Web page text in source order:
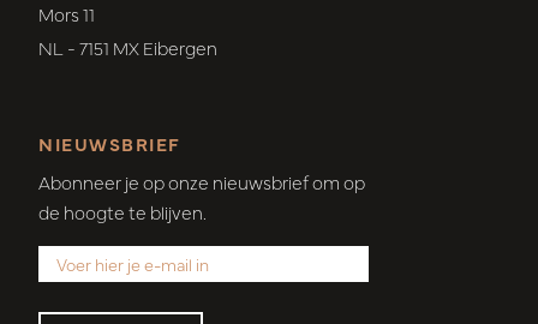
Mors 11
NL - 7151 MX Eibergen
NIEUWSBRIEF
Abonneer je op onze nieuwsbrief om op
de hoogte te blijven.